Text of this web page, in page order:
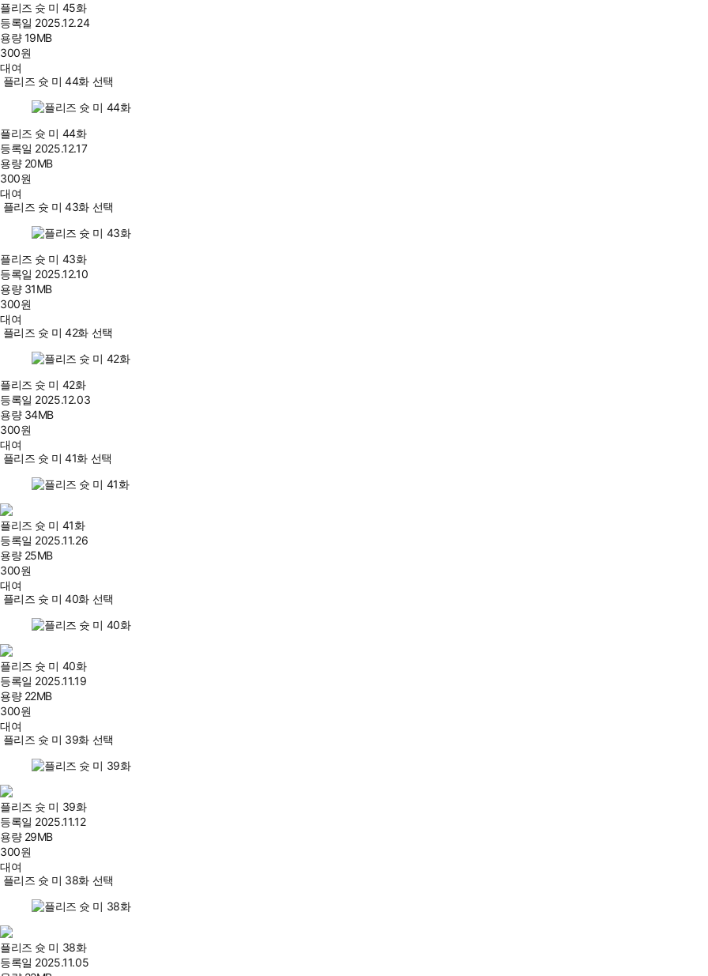
플리즈 슛 미 45화
등록일 2025.12.24
용량19MB
300원
대여
플리즈 슛 미 44화 선택
플리즈 슛 미 44화
등록일 2025.12.17
용량 20MB
300원
대여
플리즈 슛 미 43화 선택
플리즈 슛 미 43화
등록일 2025.12.10
용량 31MB
300원
대여
플리즈 슛 미 42화 선택
플리즈 슛 미 42화
등록일 2025.12.03
용량 34MB
300원
대여
플리즈 슛 미 41화 선택
플리즈 슛 미 41화
등록일 2025.11.26
용량 25MB
300원
대여
플리즈 슛 미 40화 선택
플리즈 슛 미 40화
등록일 2025.11.19
용량 22MB
300원
대여
플리즈 슛 미 39화 선택
플리즈 슛 미 39화
등록일 2025.11.12
용량 29MB
300원
대여
플리즈 슛 미 38화 선택
플리즈 슛 미 38화
등록일 2025.11.05